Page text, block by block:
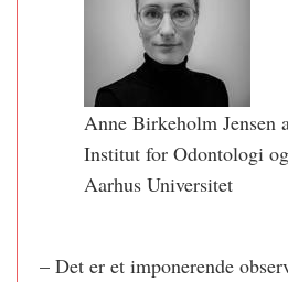
Anne Birkeholm Jensen
Institut for Odontologi
Aarhus Universitet
– Det er et imponerende